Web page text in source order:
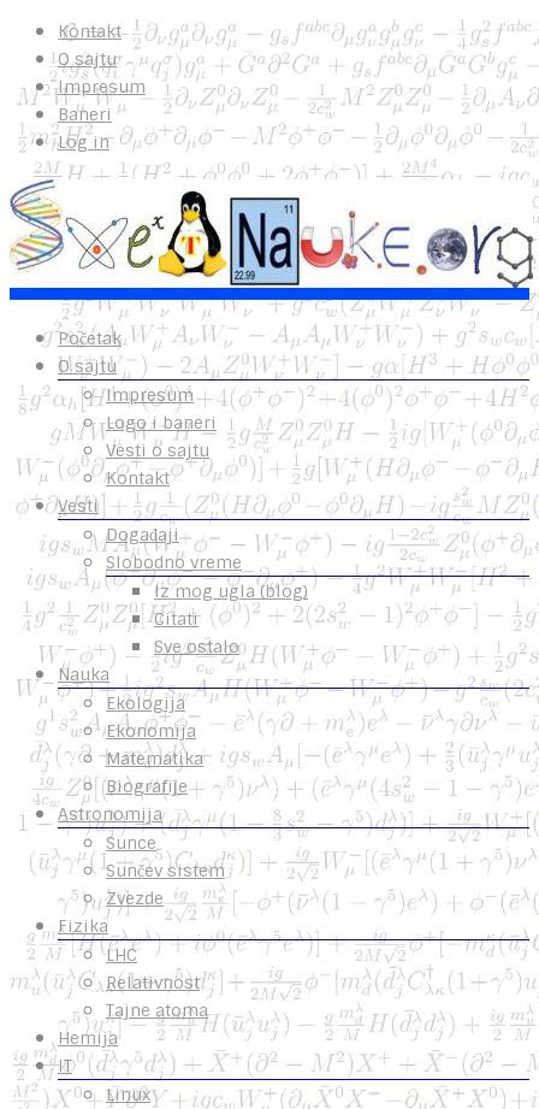
Kontakt
O sajtu
Impresum
Baneri
Log in
Početak
O sajtu
Impresum
Logo i baneri
Vesti o sajtu
Kontakt
Vesti
Događaji
Slobodno vreme
Iz mog ugla (blog)
Citati
Sve ostalo
Nauka
Ekologija
Ekonomija
Matematika
Biografije
Astronomija
Sunce
Sunčev sistem
Zvezde
Fizika
LHC
Relativnost
Tajne atoma
Hemija
IT
Linux